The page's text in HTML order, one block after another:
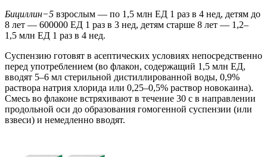
Бициллин−5 взрослым — по 1,5 млн ЕД 1 раз в 4 нед, детям до
8 лет — 600000 ЕД 1 раз в 3 нед, детям старше 8 лет — 1,2–
1,5 млн ЕД 1 раз в 4 нед.
Суспензию готовят в асептических условиях непосредственно
перед употреблением (во флакон, содержащий 1,5 млн ЕД,
вводят 5–6 мл стерильной дистиллированной воды, 0,9%
раствора натрия хлорида или 0,25–0,5% раствор новокаина).
Смесь во флаконе встряхивают в течение 30 с в направлении
продольной оси до образования гомогенной суспензии (или
взвеси) и немедленно вводят.